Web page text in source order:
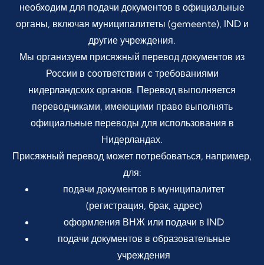
необходим для подачи документов в официальные
органы, включая муниципалитеты (gemeente), IND и
другие учреждения.
Мы организуем присяжный перевод документов из
России в соответствии с требованиями
нидерландских органов. Перевод выполняется
переводчиками, имеющими право выполнять
официальные переводы для использования в
Нидерландах.
Присяжный перевод может потребоваться, например,
для:
подачи документов в муниципалитет
(регистрация, брак, адрес)
оформления ВНЖ или подачи в IND
подачи документов в образовательные
учреждения